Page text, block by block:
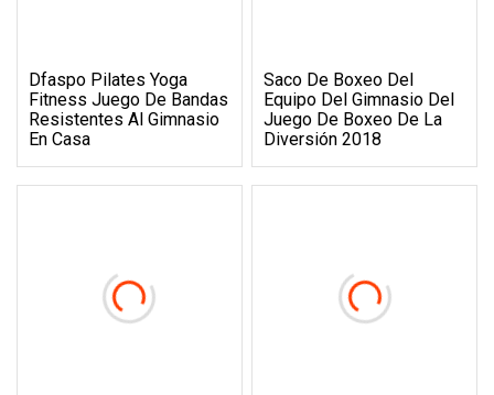
Dfaspo Pilates Yoga
Fitness Juego De Bandas
Resistentes Al Gimnasio
En Casa
Saco De Boxeo Del
Equipo Del Gimnasio Del
Juego De Boxeo De La
Diversión 2018